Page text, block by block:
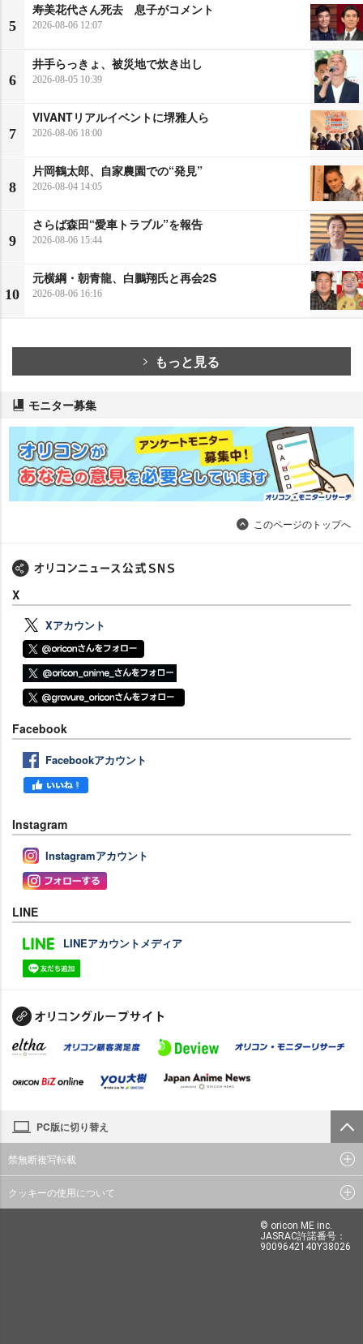
5
寿美花代さん死去 息子がコメント
2026-08-06 12:07
6
井手らっきょ、被災地で炊き出し
2026-08-05 10:39
7
VIVANTリアルイベントに堺雅人ら
2026-08-06 18:00
8
片岡鶴太郎、自家農園での“発見”
2026-08-04 14:05
9
さらば森田“愛車トラブル”を報告
2026-08-06 15:44
10
元横綱・朝青龍、白鵬翔氏と再会2S
2026-08-06 16:16
もっと見る
モニター募集
このページのトップへ
X
Xアカウント
Facebook
Facebookアカウント
Instagram
Instagramアカウント
LINE
LINEアカウントメディア
PC版に切り替え
禁無断複写転載
クッキーの使用について
© oricon ME inc.
JASRAC許諾番号：
9009642140Y38026